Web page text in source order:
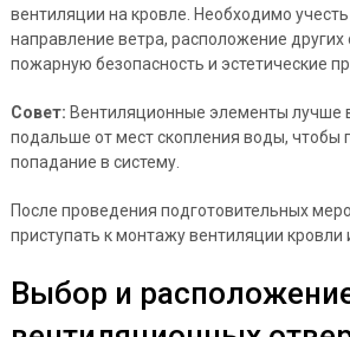
вентиляции на кровле. Необходимо
направление ветра, расположение
пожарную безопасность и эстетические
Совет: Вентиляционные элементы лучше
подальше от мест скопления воды, чтобы
попадание в систему.
После проведения подготовительных
приступать к монтажу вентиляции кровли
Выбор и